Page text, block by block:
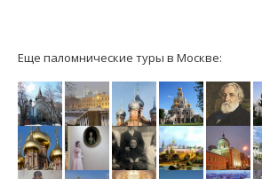
Еще паломнические туры в Москве: